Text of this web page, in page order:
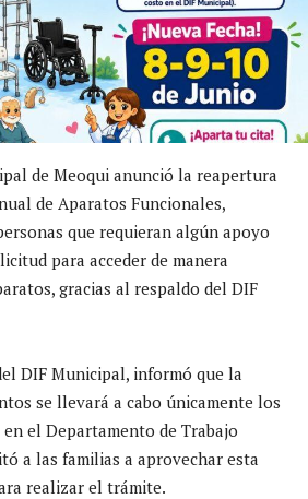
de Meoqui anunció la reapertura
de Aparatos Funcionales,
que requieran algún apoyo
para acceder de manera
gracias al respaldo del DIF
DIF Municipal, informó que la
se llevará a cabo únicamente los
el Departamento de Trabajo
a las familias a aprovechar esta
realizar el trámite.